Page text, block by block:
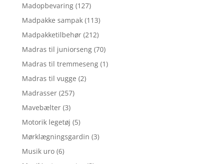
Madopbevaring (127)
Madpakke sampak (113)
Madpakketilbehør (212)
Madras til juniorseng (70)
Madras til tremmeseng (1)
Madras til vugge (2)
Madrasser (257)
Mavebælter (3)
Motorik legetøj (5)
Mørklægningsgardin (3)
Musik uro (6)